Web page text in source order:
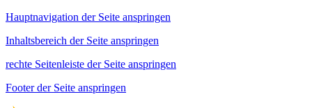
Hauptnavigation der Seite anspringen
Inhaltsbereich der Seite anspringen
rechte Seitenleiste der Seite anspringen
Footer der Seite anspringen